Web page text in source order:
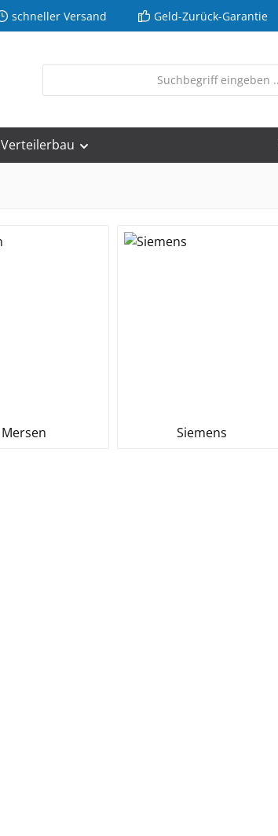
schneller Versand Geld-Zurück-Garantie
Verteilerbau
Mersen Siemens